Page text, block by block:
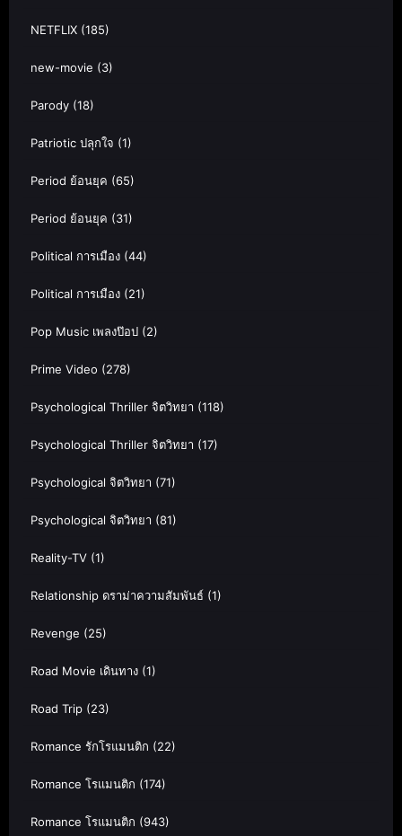
NETFLIX (185)
new-movie (3)
Parody (18)
Patriotic ปลุกใจ (1)
Period ย้อนยุค (65)
Period ย้อนยุค (31)
Political การเมือง (44)
Political การเมือง (21)
Pop Music เพลงป๊อป (2)
Prime Video (278)
Psychological Thriller จิตวิทยา (118)
Psychological Thriller จิตวิทยา (17)
Psychological จิตวิทยา (71)
Psychological จิตวิทยา (81)
Reality-TV (1)
Relationship ดราม่าความสัมพันธ์ (1)
Revenge (25)
Road Movie เดินทาง (1)
Road Trip (23)
Romance รักโรแมนติก (22)
Romance โรแมนติก (174)
Romance โรแมนติก (943)